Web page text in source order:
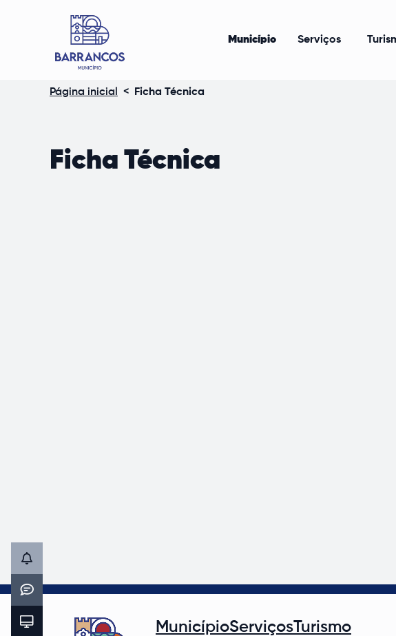
Município Serviços
Página inicial < Ficha Técnica
Ficha Técnica
MunicípioServiçosTurismo